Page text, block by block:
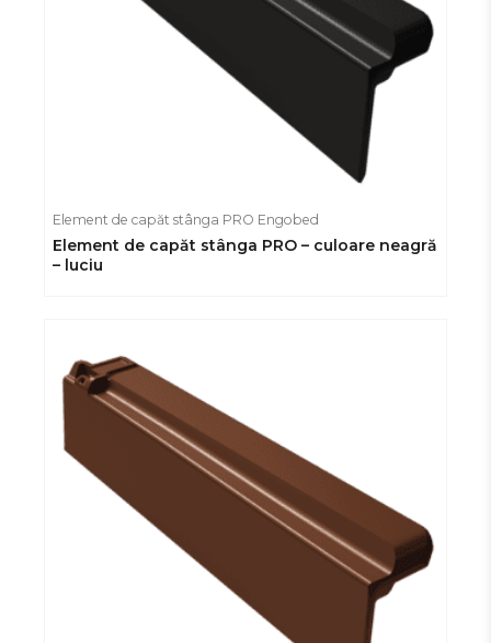
Element de capăt stânga PRO Engobed
Element de capăt stânga PRO – culoare neagră
– luciu